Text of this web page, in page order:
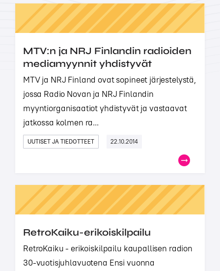
MTV:n ja NRJ Finlandin radioiden
mediamyynnit yhdistyvät
MTV ja NRJ Finland ovat sopineet järjestelystä,
jossa Radio Novan ja NRJ Finlandin
myyntiorganisaatiot yhdistyvät ja vastaavat
jatkossa kolmen ra...
UUTISET JA TIEDOTTEET 22.10.2014
RetroKaiku-erikoiskilpailu
RetroKaiku - erikoiskilpailu kaupallisen radion
30-vuotisjuhlavuotena Ensi vuonna